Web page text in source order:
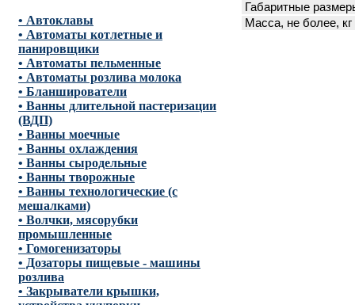
• Автоклавы
• Автоматы котлетные и
панировщики
• Автоматы пельменные
• Автоматы розлива молока
• Бланширователи
• Ванны длительной пастеризации
(ВДП)
• Ванны моечные
• Ванны охлаждения
• Ванны сыродельные
• Ванны творожные
• Ванны технологические (с
мешалками)
• Волчки, мясорубки
промышленные
• Гомогенизаторы
• Дозаторы пищевые - машины
розлива
• Закрыватели крышки,
Габаритные
Масса, не более, кг